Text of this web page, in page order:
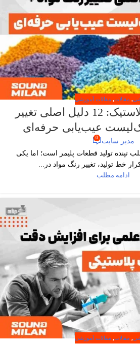
, مقالات, مقالات آموزشی
دستگاه تزریق پلاستیک: 12 دلیل اصلی تغییر
عیب‌یابی حرفه‌ای
مدیر سایت 0
تپنده تولید قطعات پلیمر است؛ اما یکی
خط تولید، تغییر رنگ مواد در...
ادامه مطلب
, مقالات, مقالات آموزشی